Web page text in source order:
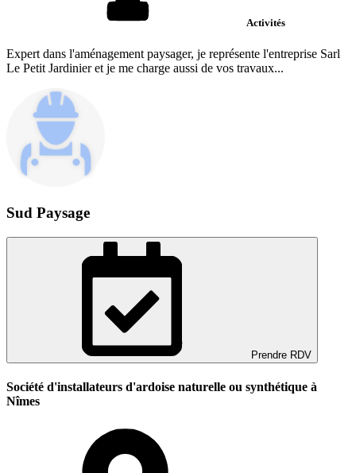
Activités
Expert dans l'aménagement paysager, je représente l'entreprise Sarl
Le Petit Jardinier et je me charge aussi de vos travaux...
Sud Paysage
Prendre RDV
Société d'installateurs d'ardoise naturelle ou synthétique à
Nîmes